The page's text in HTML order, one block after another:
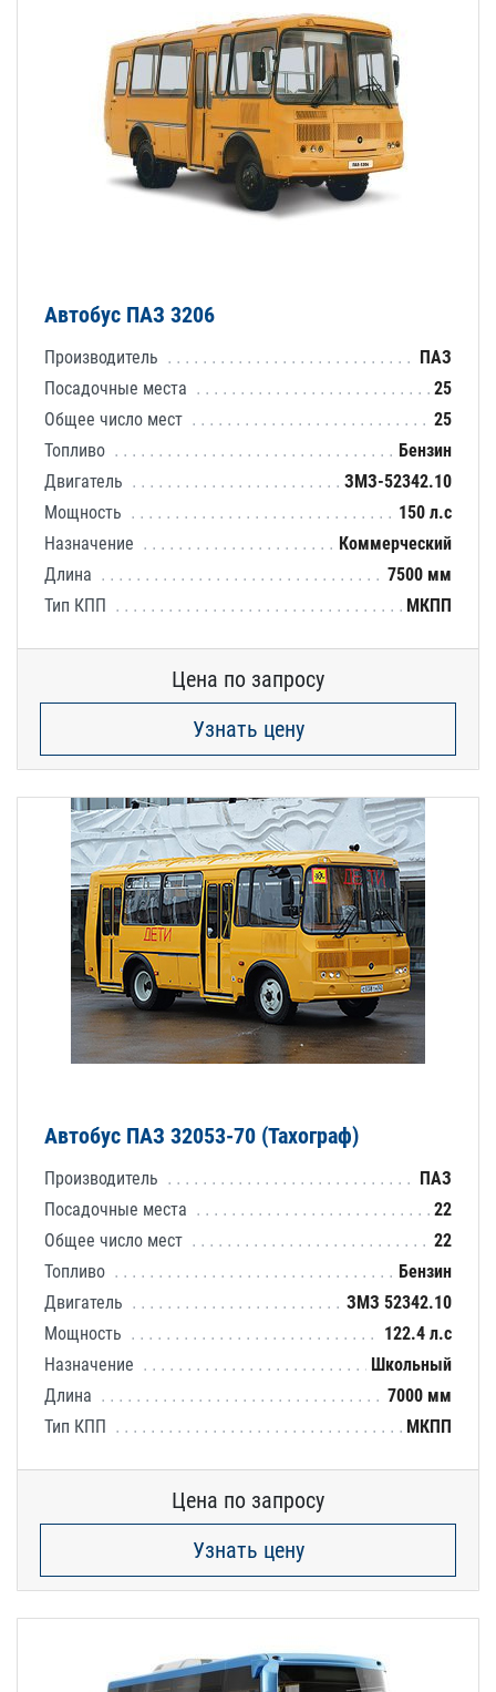
Автобус ПАЗ 3206
Производитель
ПАЗ
Посадочные места
25
Общее число мест
25
Топливо
Бензин
Двигатель
ЗМЗ-52342.10
Мощность
150 л.с
Назначение
Коммерческий
Длина
7500 мм
Тип КПП
МКПП
Цена по запросу
Узнать цену
Автобус ПАЗ 32053-70 (Тахограф)
Производитель
ПАЗ
Посадочные места
22
Общее число мест
22
Топливо
Бензин
Двигатель
ЗМЗ 52342.10
Мощность
122.4 л.с
Назначение
Школьный
Длина
7000 мм
Тип КПП
МКПП
Цена по запросу
Узнать цену